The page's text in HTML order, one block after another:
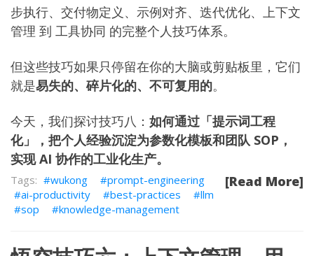
步执行、 交付物定义 、 示例对齐、 迭代优化、 上下文
管理 到 工具协同 的完整个人技巧体系。
但这些技巧如果只停留在你的大脑或剪贴板里，它们
就是易失的、碎片化的、不可复用的。
今天，我们探讨技巧八： 如何通过「提示词工程
化」，把个人经验沉淀为参数化模板和团队 SOP，
实现 AI 协作的工业化生产。
[Read More]
wukong
prompt-engineering
ai-productivity
best-practices
llm
sop
knowledge-management